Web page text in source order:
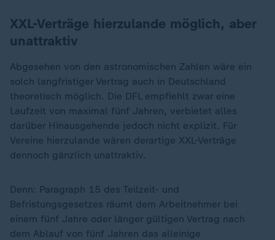
XXL-Verträge hierzulande möglich, aber
unattraktiv
Abgesehen von den astronomischen Zahlen wäre ein
solch langfristiger Vertrag auch in Deutschland
theoretisch möglich. Die DFL empfiehlt zwar eine
Laufzeit von maximal fünf Jahren, verbietet alles
darüber Hinausgehende jedoch nicht explizit. Für
Vereine hierzulande wären derartige XXL-Verträge
dennoch gänzlich unattraktiv.
Denn: Paragraph 15 des Teilzeit- und
Befristungsgesetzes räumt dem Arbeitnehmer bei
einem fünf Jahre oder länger gültigen Vertrag nach
dem Ablauf von fünf Jahren das alleinige